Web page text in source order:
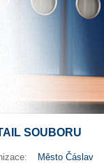
SOUBORU
Město Čáslav